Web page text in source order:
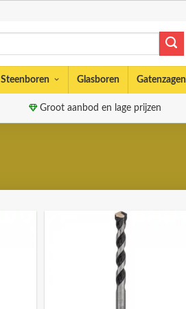
Steenboren Glasboren Gatenzagen
Groot aanbod en lage prijzen